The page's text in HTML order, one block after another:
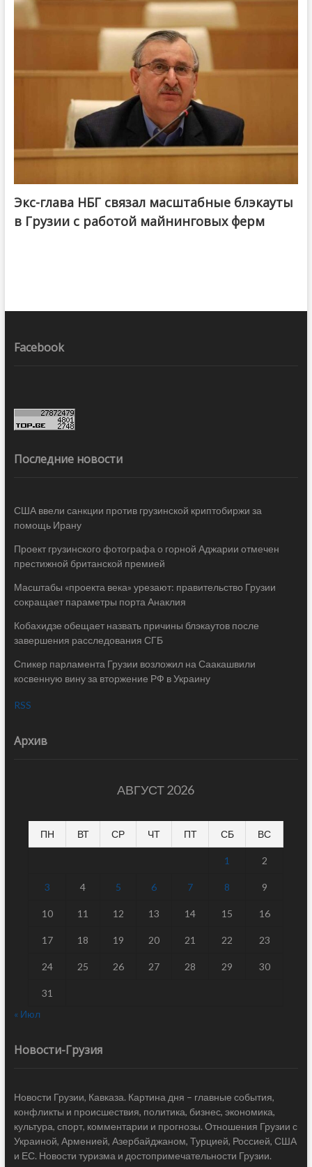
Экс-глава НБГ связал масштабные блэкауты
в Грузии с работой майнинговых ферм
Facebook
Последние новости
США ввели санкции против грузинской криптобиржи за
помощь Ирану
Проект грузинского фотографа о горной Аджарии отмечен
престижной британской премией
Масштабы «проекта века» урезают: правительство Грузии
сокращает параметры порта Анаклия
Кобахидзе обещает назвать причины блэкаутов после
завершения расследования СГБ
Спикер парламента Грузии возложил на Саакашвили
косвенную вину за вторжение РФ в Украину
RSS
Архив
АВГУСТ 2026
ПН ВТ СР ЧТ ПТ СБ ВС
1 2
3 4 5 6 7 8 9
10 11 12 13 14 15 16
17 18 19 20 21 22 23
24 25 26 27 28 29 30
31
« Июл
Новости-Грузия
Новости Грузии, Кавказа. Картина дня – главные события,
конфликты и происшествия, политика, бизнес, экономика,
культура, спорт, комментарии и прогнозы. Отношения Грузии с
Украиной, Арменией, Азербайджаном, Турцией, Россией, США
и ЕС. Новости туризма и достопримечательности Грузии.